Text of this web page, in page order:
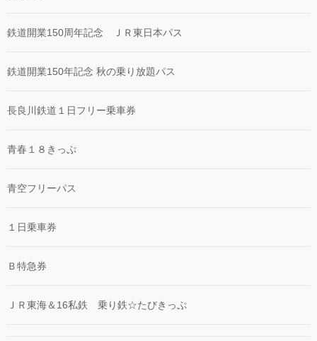
鉄道開業150周年記念 ＪＲ東日本パス
鉄道開業150年記念 秋の乗り放題パス
長良川鉄道１日フリー乗車券
青春１８きっぷ
青空フリーパス
１日乗車券
Ｂ特急券
ＪＲ東海＆16私鉄 乗り鉄☆たびきっぷ